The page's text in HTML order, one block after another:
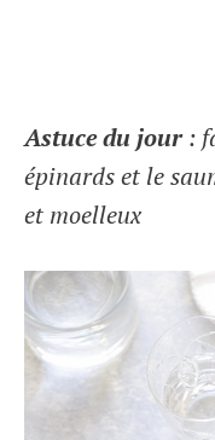
Astuce du jour:
épinards et le
et moelleux